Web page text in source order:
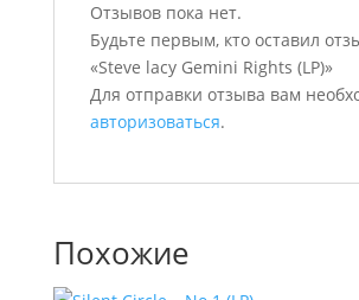
Отзывов пока нет.
Будьте первым, кто оставил
«Steve lacy Gemini Rights (LP)»
Для отправки отзыва вам
авторизоваться.
Похожие